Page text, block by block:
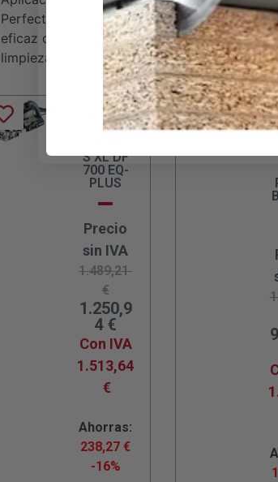
Perfecto para uso en carpintería, reformas,
eficaz del polvo, el Festool CTLC SYS I-
limpieza profesional en un solo equipo.
FRESAD
ORA
S XL DF
700 EQ-
PLUS
Precio
sin IVA
1.489,21
€
1.250,9
4 €
Con IVA
1.513,64
€
Ahorras:
238,27€
-16%